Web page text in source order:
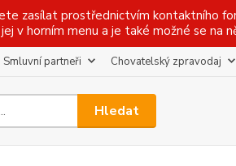
zasílat prostřednictvím kontaktního
v horním menu a je také možné se na
Smluvní partneři Chovatelský zpravodaj
Hledat